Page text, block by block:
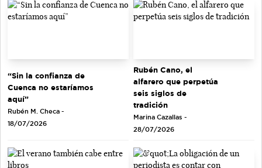
“Sin la confianza de
Cuenca no estaríamos
aquí”
Rubén M. Checa -
18/07/2026
Rubén Cano, el
alfarero que perpetúa
seis siglos de
tradición
Marina Cazallas -
28/07/2026